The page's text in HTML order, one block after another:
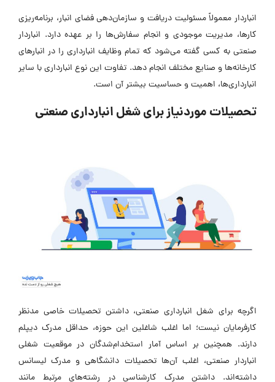
انباردار معمولاً مسئولیت دریافت و سازمان‌دهی فضای انبار، برنامه‌ریزی
کارها، مدیریت موجودی و انجام سفارش‌ها را بر عهده دارد. انباردار
صنعتی به کسی گفته می‌شود که تمام وظایف انبارداری را در انبارهای
کارخانه‌ها و صنایع مختلف انجام دهد. تفاوت این نوع انبارداری با سایر
انبارداری‌ها، اهمیت و حساسیت بیشتر آن است.
تحصیلات موردنیاز برای شغل انبارداری صنعتی
اگرچه برای شغل انبارداری صنعتی، داشتن تحصیلات خاصی مدنظر
کارفرمایان نیست؛ اما اغلب شاغلین این حوزه، حداقل مدرک دیپلم
دارند. همچنین بر اساس آمار استخدام‌شدگان در موقعیت شغلی
انباردار صنعتی، اغلب آن‌ها تحصیلات دانشگاهی و مدرک لیسانس
داشته‌اند. داشتن مدرک کارشناسی در رشته‌های مرتبط مانند